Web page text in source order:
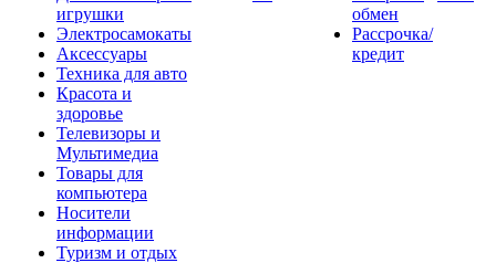
игрушки
Электросамокаты
Аксессуары
Техника для авто
Красота и
здоровье
Телевизоры и
Мультимедиа
Товары для
компьютера
Носители
информации
Туризм и отдых
обмен
Рассрочка/
кредит